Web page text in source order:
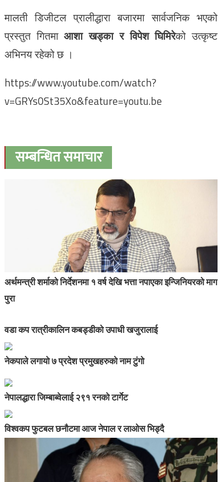
मालती डिजीटल प्रालीद्धारा बजारमा सार्वजनिक भएको
प्रस्तुत गितमाआशा खड्का र विपेश घिमिरेको उत्कृष्ट
अभिनय रहेको छ ।
https://www.youtube.com/watch?
v=GRYs0St35Xo&feature=youtu.be
सम्बन्धित समाचार
अर्थमन्त्री शर्माको निर्देशनमा १ वर्ष देखि भत्ता नपाएका इन्जिनियरको माग
पुरा
वडा कप रात्रीकालिन कबड्डीको उपाधी खजुरालाई
नेकपाले लगायो ७ प्रदेश प्रमुखहरुको नाम टुंगो
नेपालद्धारा जिम्बाब्वेलाई २९१ रनको टार्गेट
विश्वकप फुटबल छनौटमा आज नेपाल र लाओस भिड्दै